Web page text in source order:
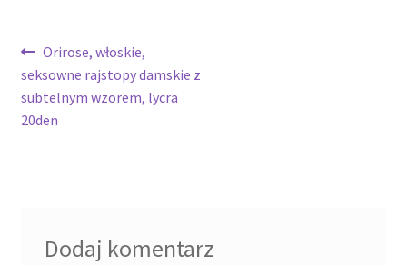
Nawigacja
wpisu
Poprzedni
wpis:
Orirose, włoskie,
seksowne rajstopy damskie z
subtelnym wzorem, lycra
20den
Dodaj komentarz